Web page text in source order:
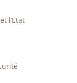
l’Etat